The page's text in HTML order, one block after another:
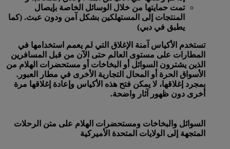
تمت حمايتها من خلال الوسائل الخاصة بإيصال
المنتجات إلى المستهلكين بشكل آمن ودون عبث. (كما
يطبق في دبي)
تستخدم الأكياس آمنة الإغلاق التي لم يعمم استخدامها في
المطارات على مستوى العالم حتى الآن من قبل المسافرين
الذين يشترون السوائل أو البخاخات أو مستحضرات الهلام من
الأسواق الحرة أو المحال التجارية الأخرى في مطار العبور.
بمجرد إغلاقها، لا يمكن فتح هذه الأكياس وإعادة إغلاقها مرة
أخرى دون ظهور آثار واضحة.
السوائل والبخاخات ومستحضرات الهلام على متن الرحلات
المتجهة إلى الولايات المتحدة الأميركية